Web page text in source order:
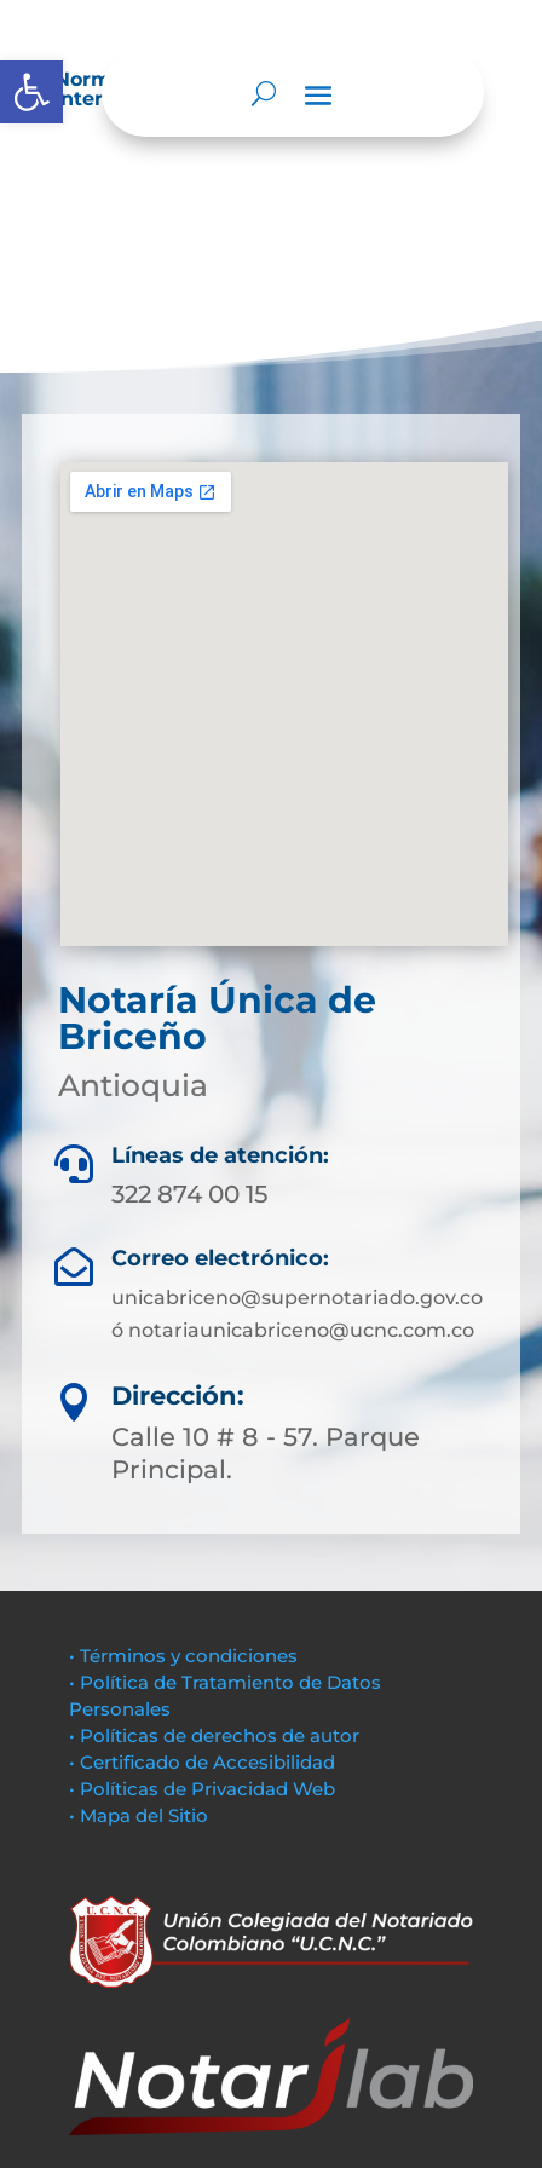
Abrir barra de herramientas
Normatividad especial que les aplique de
interés.
Notaría Única de
Briceño
Antioquia
 Líneas de atención:
322 874 00 15
 Correo electrónico:
unicabriceno@supernotariado.gov.co
ó notariaunicabriceno@ucnc.com.co

Dirección:
Calle 10 # 8 - 57. Parque
Principal.
• Términos y condiciones
• Política de Tratamiento de Datos
Personales
• Políticas de derechos de autor
• Certificado de Accesibilidad
• Políticas de Privacidad Web
• Mapa del Sitio